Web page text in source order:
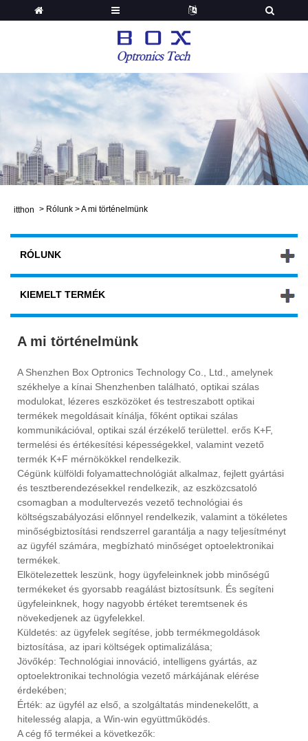
itthon > Rólunk >A mi történelmünk
RÓLUNK
KIEMELT TERMÉK
A mi történelmünk
A Shenzhen Box Optronics Technology Co., Ltd., amelynek
székhelye a kínai Shenzhenben található, optikai szálas
modulokat, lézeres eszközöket és testreszabott optikai
termékek megoldásait kínálja, főként optikai szálas
kommunikációval, optikai szál érzékelő területtel. erős K+F,
termelési és értékesítési képességekkel, valamint vezető
termék K+F mérnökökkel rendelkezik.
Cégünk külföldi folyamattechnológiát alkalmaz, fejlett gyártási
és tesztberendezésekkel rendelkezik, az eszközcsatoló
csomagban a modultervezés vezető technológiai és
költségszabályozási előnnyel rendelkezik, valamint a tökéletes
minőségbiztosítási rendszerrel garantálja a nagy teljesítményt
az ügyfél számára, megbízható minőséget optoelektronikai
termékek.
Elkötelezettek leszünk, hogy ügyfeleinknek jobb minőségű
termékeket és gyorsabb reagálást biztosítsunk. És segíteni
ügyfeleinknek, hogy nagyobb értéket teremtsenek és
növekedjenek az ügyfelekkel.
Küldetés: az ügyfelek segítése, jobb termékmegoldások
biztosítása, az ipari költségek optimalizálása;
Jövőkép: Technológiai innováció, intelligens gyártás, az
optoelektronikai technológia vezető márkájának elérése
érdekében;
Érték: az ügyfél az első, a szolgáltatás mindenekelőtt, a
hitelesség alapja, a Win-win együttműködés.
A cég fő termékei a következők: